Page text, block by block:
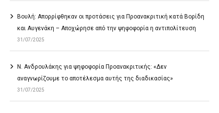
Βουλή: Απορρίφθηκαν οι προτάσεις για Προανακριτική κατά Βορίδη
και Αυγενάκη – Αποχώρησε από την ψηφοφορία η αντιπολίτευση
31/07/2025
Ν. Ανδρουλάκης για ψηφοφορία Προανακριτικής: «Δεν
αναγνωρίζουμε το αποτέλεσμα αυτής της διαδικασίας»
31/07/2025